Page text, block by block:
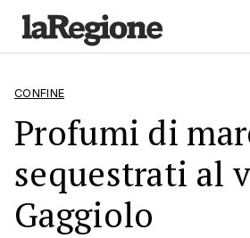
CONFINE
Profumi di
sequestrati al
Gaggiolo